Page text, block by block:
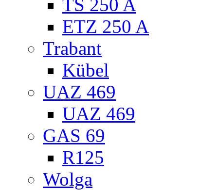
TS 250 A
ETZ 250 A
Trabant
Kübel
UAZ 469
UAZ 469
GAS 69
R125
Wolga